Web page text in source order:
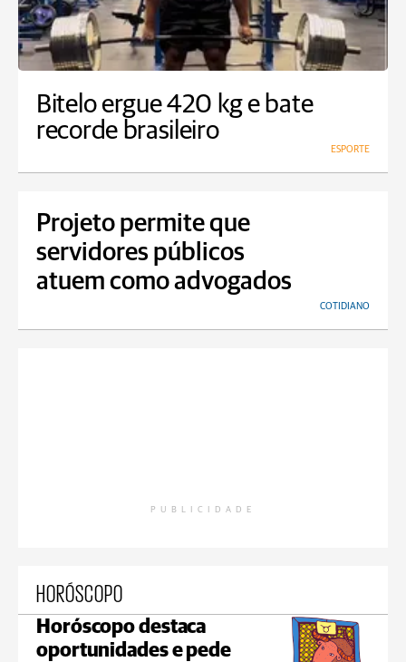
Bitelo ergue 420 kg e bate
recorde brasileiro
ESPORTE
Projeto permite que
servidores públicos
atuem como advogados
COTIDIANO
PUBLICIDADE
HORÓSCOPO
Horóscopo destaca
oportunidades e pede